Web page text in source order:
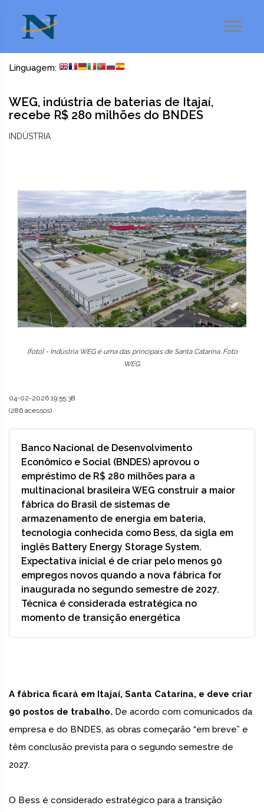
Linguagem:
WEG, indústria de baterias de Itajaí,
recebe R$ 280 milhões do BNDES
INDÚSTRIA
[foto] - Indústria WEG é uma das principais de Santa Catarina. Foto
WEG.
04-02-2026 19:55:38
(286 acessos)
Banco Nacional de Desenvolvimento
Econômico e Social (BNDES) aprovou o
empréstimo de R$ 280 milhões para a
multinacional brasileira WEG construir a maior
fábrica do Brasil de sistemas de
armazenamento de energia em bateria,
tecnologia conhecida como Bess, da sigla em
inglês Battery Energy Storage System.
Expectativa inicial é de criar pelo menos 90
empregos novos quando a nova fábrica for
inaugurada no segundo semestre de 2027.
Técnica é considerada estratégica no
momento de transição energética
A fábrica ficará em Itajaí, Santa Catarina, e deve criar
90 postos de trabalho. De acordo com comunicados da
empresa e do BNDES, as obras começarão “em breve” e
têm conclusão prevista para o segundo semestre de
2027.
O Bess é considerado estratégico para a transição